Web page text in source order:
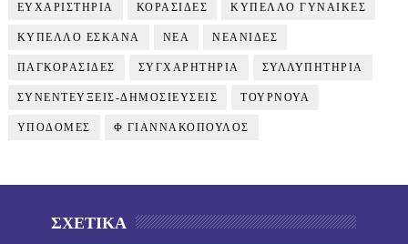
ΕΥΧΑΡΙΣΤΗΡΙΑ ΚΟΡΑΣΙΔΕΣ ΚΥΠΕΛΛΟ ΓΥΝΑΙΚΕΣ
ΚΥΠΕΛΛΟ ΕΣΚΑΝΑ ΝΕΑ ΝΕΑΝΙΔΕΣ
ΠΑΓΚΟΡΑΣΙΔΕΣ ΣΥΓΧΑΡΗΤΗΡΙΑ ΣΥΛΛΥΠΗΤΗΡΙΑ
ΣΥΝΕΝΤΕΥΞΕΙΣ-ΔΗΜΟΣΙΕΥΣΕΙΣ ΤΟΥΡΝΟΥΑ
ΥΠΟΔΟΜΕΣ Φ ΓΙΑΝΝΑΚΟΠΟΥΛΟΣ
ΣΧΕΤΙΚΑ